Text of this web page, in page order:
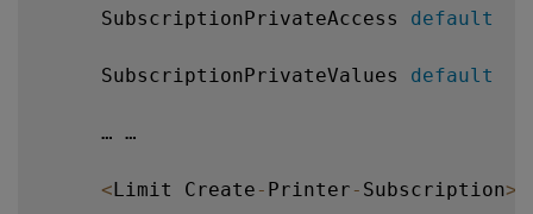
     SubscriptionPrivateAccess
default
     SubscriptionPrivateValues
default
     … …
<Limit Create - Printer - Subscription>